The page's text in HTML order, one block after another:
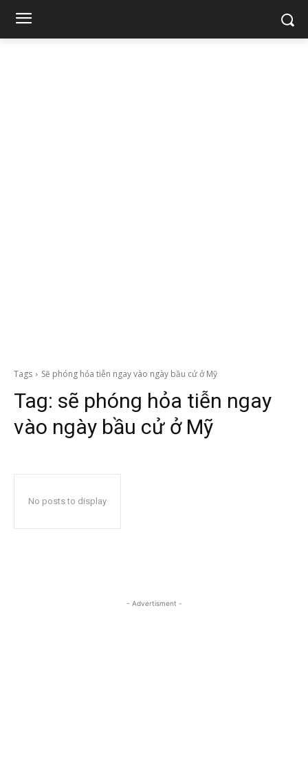
Tags Sẽ phóng hỏa tiễn ngay vào ngày bầu cử ở Mỹ
Tag: sẽ phóng hỏa tiễn ngay
vào ngày bầu cử ở Mỹ
No posts to display
- Advertisment -